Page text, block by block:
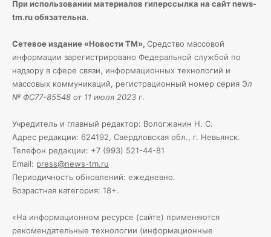
При использовании материалов гиперссылка на сайт news-
tm.ru обязательна.
Сетевое издание «Новости ТМ», Средство массовой
информации зарегистрировано Федеральной службой по
надзору в сфере связи, информационных технологий и
массовых коммуникаций, регистрационный номер серия Эл
№ ФС77-85548 от 11 июля 2023 г.
Учредитель и главный редактор: Вологжанин Н. С.
Адрес редакции: 624192, Свердловская обл., г. Невьянск.
Телефон редакции: +7 (993) 521-44-81
Email: press@news-tm.ru
Периодичность обновлений: ежедневно.
Возрастная категория: 18+.
«На информационном ресурсе (сайте) применяются
рекомендательные технологии (информационные